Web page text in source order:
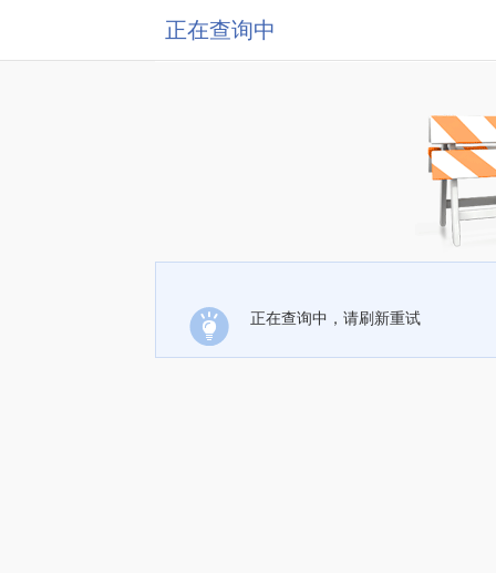
正在查询中
正在查询中，请刷新重试